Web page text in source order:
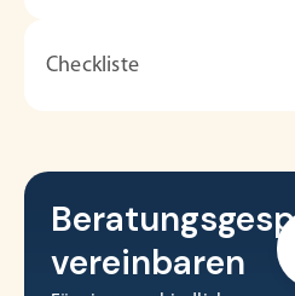
Checkliste
vereinbaren